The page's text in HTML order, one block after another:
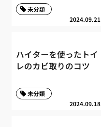
2024.09.21
未分類
ハイターを使ったトイ
レのカビ取りのコツ
2024.09.18
未分類